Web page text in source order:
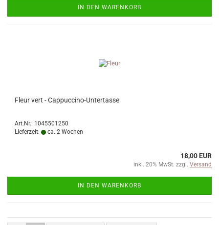
IN DEN WARENKORB
Fleur vert - Cappuccino-Untertasse
Art.Nr.: 1045501250
Lieferzeit:
ca. 2 Wochen
18,00 EUR
inkl. 20% MwSt. zzgl. Versand
IN DEN WARENKORB